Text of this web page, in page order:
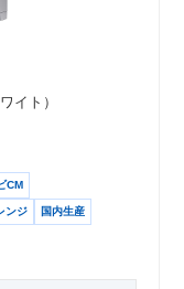
イト）
CM
ンジ 国内生産